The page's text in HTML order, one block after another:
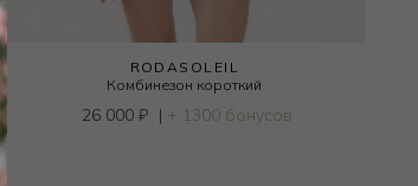
RODASOLEIL
Комбинезон короткий
26 000₽ | + 1300 бонусов